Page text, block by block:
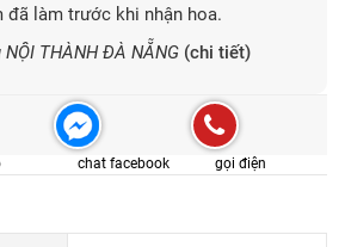
đã làm trước khi nhận hoa.
THÀNH ĐÀ NẴNG (chi tiết)
chat facebook gọi điện